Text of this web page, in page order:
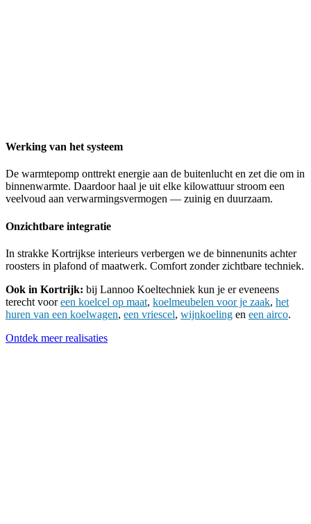
Werking van het systeem
De warmtepomp onttrekt energie aan de buitenlucht en zet die om in
binnenwarmte. Daardoor haal je uit elke kilowattuur stroom een
veelvoud aan verwarmingsvermogen — zuinig en duurzaam.
Onzichtbare integratie
In strakke Kortrijkse interieurs verbergen we de binnenunits achter
roosters in plafond of maatwerk. Comfort zonder zichtbare techniek.
Ook in Kortrijk: bij Lannoo Koeltechniek kun je er eveneens
terecht vooreen koelcel op maat, koelmeubelen voor je zaak, het
huren van een koelwagen, een vriescel, wijnkoeling en een airco.
Ontdek meer realisaties